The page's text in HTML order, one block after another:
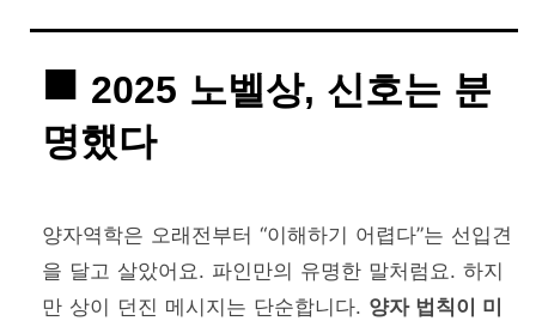
2025 노벨상, 신호는 분
명했다
양자역학은 오래전부터 “이해하기 어렵다”는 선입견
을 달고 살았어요. 파인만의 유명한 말처럼요. 하지
만 상이 던진 메시지는 단순합니다. 양자 법칙이 미